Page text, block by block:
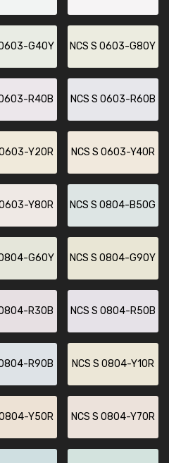
0603-G40Y NCS S 0603-G80Y
0603-R40B NCS S 0603-R60B
0603-Y20R NCS S 0603-Y40R
0603-Y80R NCS S 0804-B50G
0804-G60Y NCS S 0804-G90Y
0804-R30B NCS S 0804-R50B
0804-R90B NCS S 0804-Y10R
0804-Y50R NCS S 0804-Y70R